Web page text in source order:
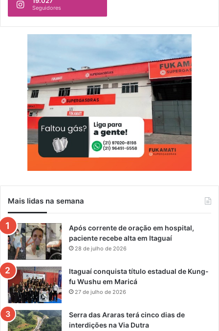
Seguidores
Mais lidas na semana
Após corrente de oração em hospital,
paciente recebe alta em Itaguaí
28 de julho de 2026
Itaguaí conquista título estadual de Kung-
fu Wushu em Maricá
27 de julho de 2026
Serra das Araras terá cinco dias de
interdições na Via Dutra